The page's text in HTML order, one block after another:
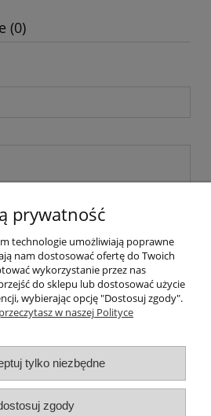
(0)
wyślij
Pomoc
i płatności
Moje konto
prywatność
technologie umożliwiają poprawne
nam dostosować ofertę do Twoich
wykorzystanie przez nas
do sklepu lub dostosować użycie
wybierając opcję "Dostosuj zgody".
w naszej Polityce
tylko niezbędne
zgody